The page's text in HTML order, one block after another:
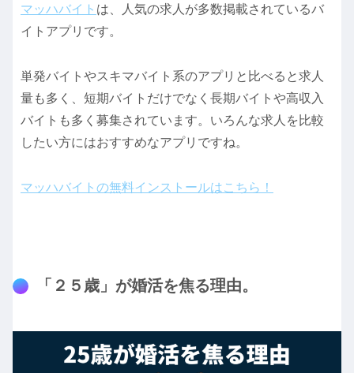
マッハバイト は、人気の求人が多数掲載されているバ
イトアプリです。
単発バイトやスキマバイト系のアプリと比べると求人
量も多く、短期バイトだけでなく長期バイトや高収入
バイトも多く募集されています。いろんな求人を比較
したい方にはおすすめなアプリですね。
マッハバイトの無料インストールはこちら！
「２５歳」が婚活を焦る理由。